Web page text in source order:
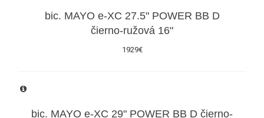
bic. MAYO e-XC 27.5" POWER BB D
čierno-ružová 16"
1929€
bic. MAYO e-XC 29" POWER BB D čierno-